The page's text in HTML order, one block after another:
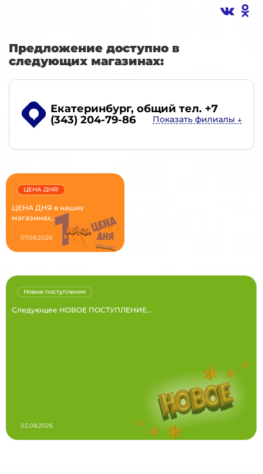
Предложение доступно в
следующих магазинах:
Екатеринбург, общий тел. +7
(343) 204-79-86
ЦЕНА ДНЯ в наших
магазинах...
ЦЕНА ДНЯ!
07.08.2026
Следующее НОВОЕ ПОСТУПЛЕНИЕ...
Новые поступления
02.08.2026